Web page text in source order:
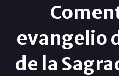
evangelio
de la